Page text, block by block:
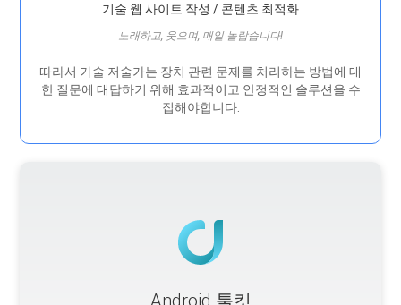
기술 웹 사이트 작성 / 콘텐츠 최적화
노래하고, 웃으며, 매일 놀랍습니다!
따라서 기술 저술가는 장치 관련 문제를 처리하는 방법에 대
한 질문에 대답하기 위해 효과적이고 안정적인 솔루션을 수
집해야합니다.
Android 툴킷